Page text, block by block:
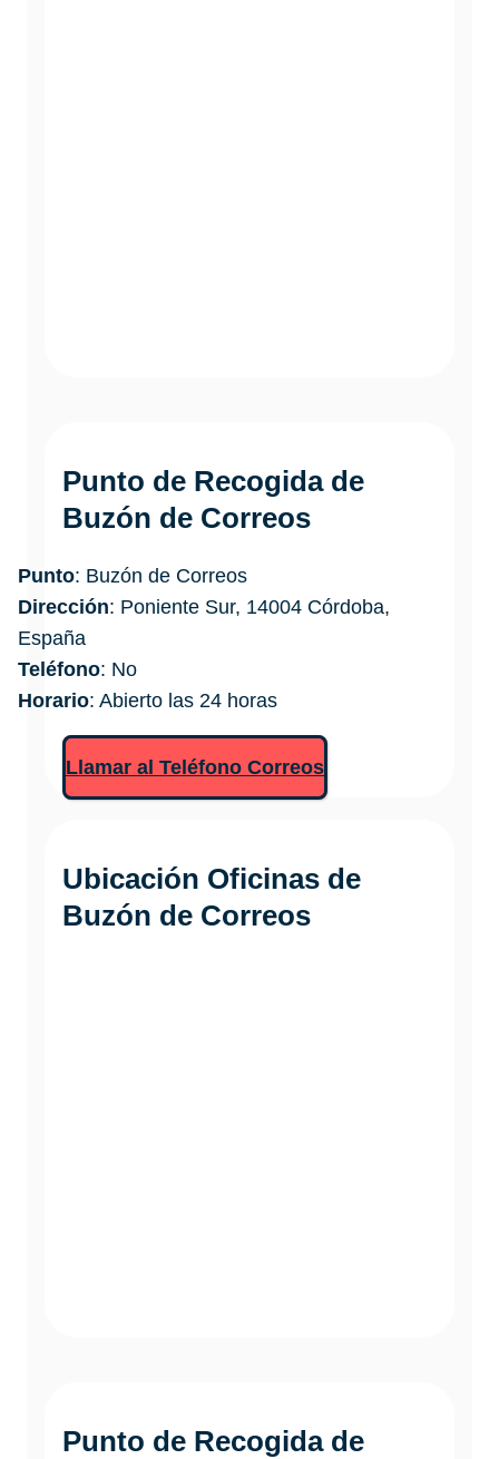
Punto de Recogida de
Buzón de Correos
Punto: Buzón de Correos
Dirección: Poniente Sur, 14004 Córdoba,
España
Teléfono: No
Horario: Abierto las 24 horas
Llamar al Teléfono Correos
Ubicación Oficinas de
Buzón de Correos
Punto de Recogida de